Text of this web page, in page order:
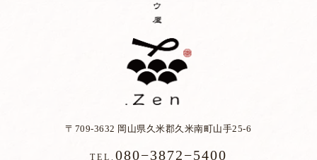
〒709-3632 岡山県久米郡久米南町山手25-6
TEL.080−3872−5400